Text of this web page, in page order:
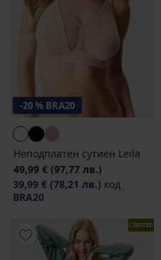
-20 % BRA20
Неподплатен сутиен Leila
49,99 € (97,77 лв.)
39,99 € (78,21 лв.) код
BRA20
LIMITED